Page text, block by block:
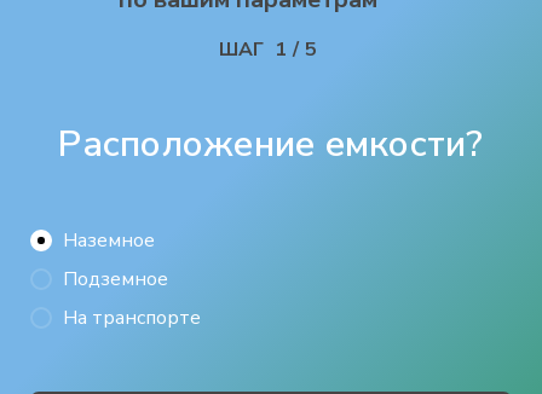
ШАГ 1 / 5
Расположение емкости?
Наземное
Подземное
На транспорте